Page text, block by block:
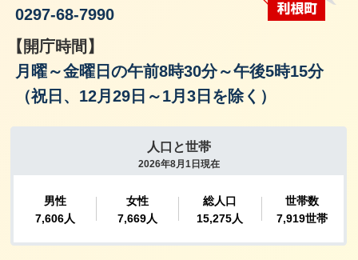
0297-68-7990
【開庁時間】
月曜～金曜日の午前8時30分～午後5時15分
（祝日、12月29日～1月3日を除く）